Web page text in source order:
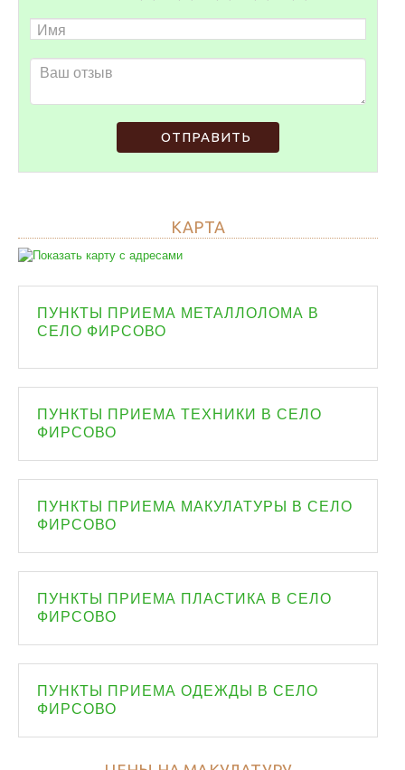
ОТПРАВИТЬ
КАРТА
ПУНКТЫ ПРИЕМА МЕТАЛЛОЛОМА В
СЕЛО ФИРСОВО
ПУНКТЫ ПРИЕМА ТЕХНИКИ В СЕЛО
ФИРСОВО
ПУНКТЫ ПРИЕМА МАКУЛАТУРЫ В СЕЛО
ФИРСОВО
ПУНКТЫ ПРИЕМА ПЛАСТИКА В СЕЛО
ФИРСОВО
ПУНКТЫ ПРИЕМА ОДЕЖДЫ В СЕЛО
ФИРСОВО